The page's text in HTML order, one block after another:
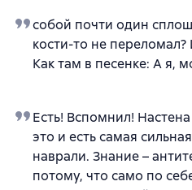
собой почти один
кости-то не
Как там в песенке: А я,
Есть! Вспомнил!
это и есть самая
наврали. Знание –
потому, что само по